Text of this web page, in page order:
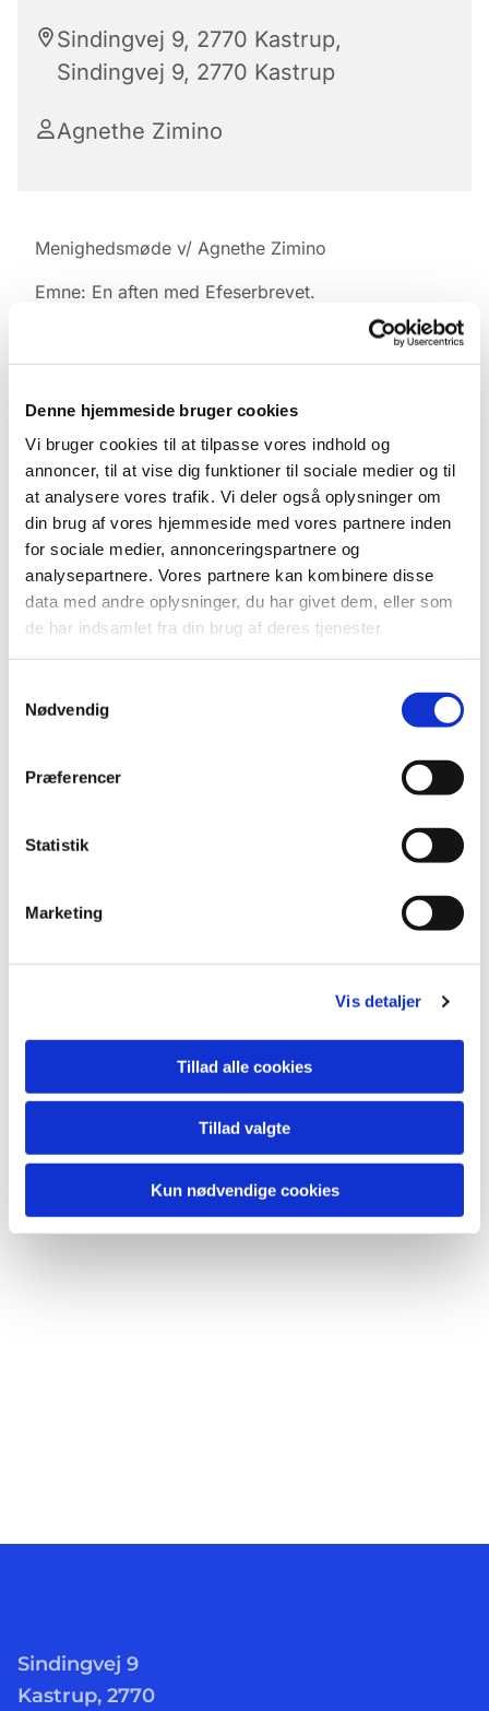
Denne hjemmeside bruger cookies
Vi bruger cookies til at tilpasse vores indhold og
annoncer, til at vise dig funktioner til sociale medier og til
at analysere vores trafik. Vi deler også oplysninger om
din brug af vores hjemmeside med vores partnere inden
for sociale medier, annonceringspartnere og
analysepartnere. Vores partnere kan kombinere disse
data med andre oplysninger, du har givet dem, eller som
de har indsamlet fra din brug af deres tjenester.
Nødvendig
Præferencer
Statistik
Marketing
Vis detaljer
Tillad alle cookies
Tillad valgte
Kun nødvendige cookies
Sindingvej 9, 2770 Kastrup,
Sindingvej 9, 2770 Kastrup
Agnethe Zimino
Menighedsmøde v/ Agnethe Zimino
Emne: En aften med Efeserbrevet.
Hvad er vores situation som kristne?Hvad betyder
det, at kirken er Kristi legeme?Hvad betyder det
for os i 2026 som kirke og menighed?Alt sammen
Du vil måske også kunne
Sindingvej 9
Kastrup, 2770